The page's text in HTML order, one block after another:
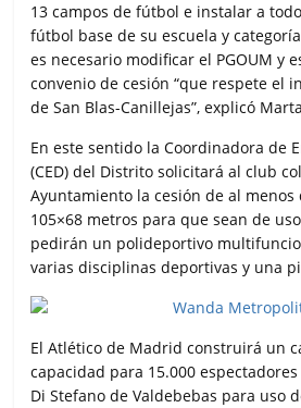
13 campos de fútbol e instalar a
fútbol base de su escuela y
es necesario modificar el PGOUM y
convenio de cesión “que respete el
de San Blas-Canillejas”, explicó
En este sentido la Coordinadora de
(CED) del Distrito solicitará al club
Ayuntamiento la cesión de al menos
105×68 metros para que sean de
pedirán un polideportivo
varias disciplinas deportivas y una
El Atlético de Madrid construirá un
capacidad para 15.000
Di Stefano de Valdebebas para uso